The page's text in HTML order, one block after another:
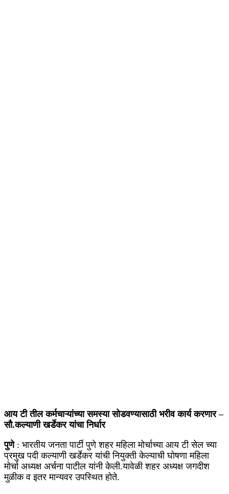
आय टी तील कर्मचाऱ्यांच्या समस्या सोडवण्यासाठी भरीव कार्य करणार –
सौ.कल्याणी खर्डेकर यांचा निर्धार
पुणे: भारतीय जनता पार्टी पुणे शहर महिला मोर्चाच्या आय टी सेल च्या
प्रमुख पदी कल्याणी खर्डेकर यांची नियुक्ती केल्याची घोषणा महिला
मोर्चा अध्यक्ष अर्चना पाटील यांनी केली.यावेळी शहर अध्यक्ष जगदीश
मुळीक व इतर मान्यवर उपस्थित होते.